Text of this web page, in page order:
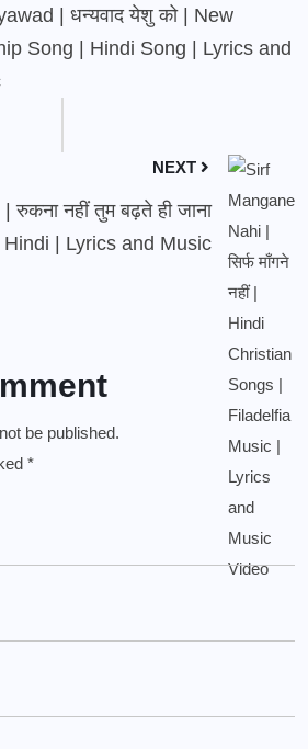
| धन्यवाद येशु को | New
Song | Hindi Song | Lyrics and
NEXT
नहीं तुम बढ़ते ही जाना
| Lyrics and Music
be published.
*